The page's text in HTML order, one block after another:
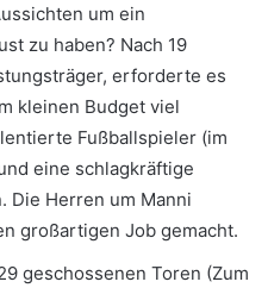
um ein
zu haben? Nach 19
erforderte es
kleinen Budget viel
Fußballspieler (im
eine schlagkräftige
Die Herren um Manni
großartigen Job gemacht.
geschossenen Toren (Zum